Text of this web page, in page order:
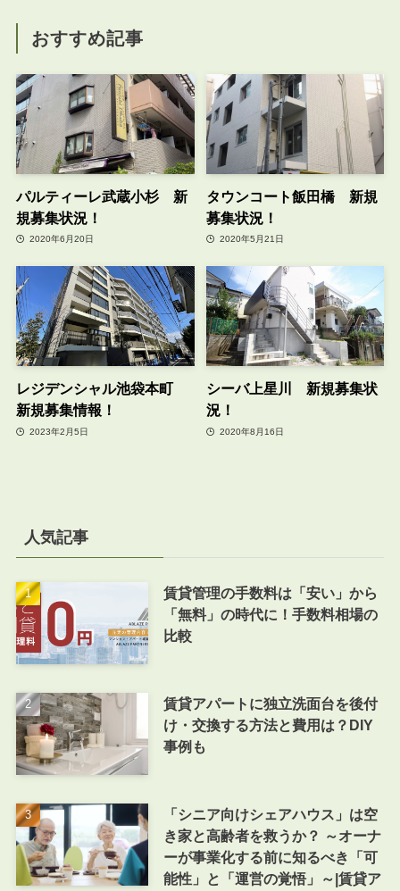
おすすめ記事
パルティーレ武蔵小杉 新
規募集状況！
2020年6月20日
タウンコート飯田橋 新規
募集状況！
2020年5月21日
レジデンシャル池袋本町
新規募集情報！
2023年2月5日
シーバ上星川 新規募集状
況！
2020年8月16日
人気記事
賃貸管理の手数料は「安い」から
「無料」の時代に！手数料相場の
比較
賃貸アパートに独立洗面台を後付
け・交換する方法と費用は？DIY
事例も
「シニア向けシェアハウス」は空
き家と高齢者を救うか？ ～オーナ
ーが事業化する前に知るべき「可
能性」と「運営の覚悟」～|賃貸ア